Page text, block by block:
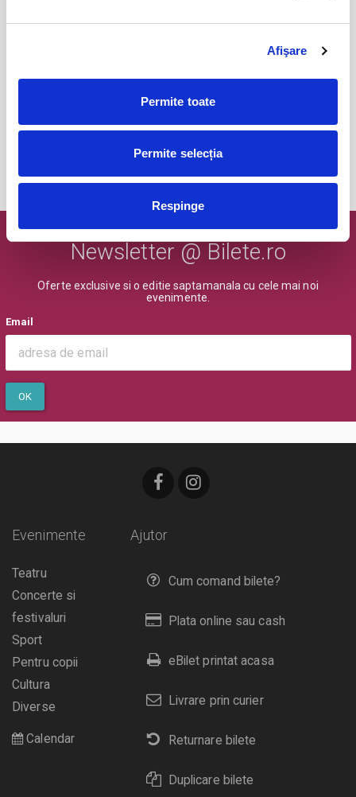
Afişare
Permite toate
Permite selecția
Respinge
Abonamente Politehnica Timisoara
Timisoara
BILETE
09
MAI MULTE DIN SPORT
Newsletter @ Bilete.ro
Oferte exclusive si o editie saptamanala cu cele mai noi
evenimente.
Email
OK
Ajutor
Cum comand bilete?
Plata online sau cash
eBilet printat acasa
Livrare prin curier
Returnare bilete
Duplicare bilete
Evenimente
Teatru
Concerte si
festivaluri
Sport
Pentru copii
Cultura
Diverse
Calendar